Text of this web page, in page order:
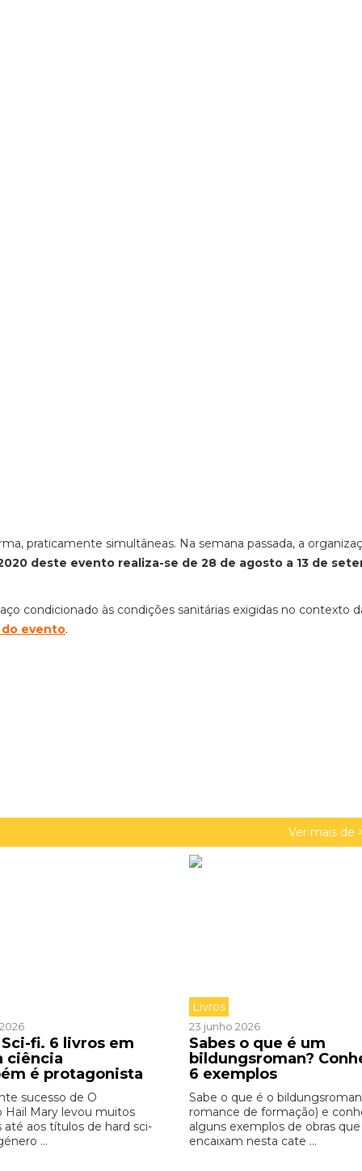
praticamente simultâneas. Na semana passada, a
deste evento realiza-se de 28 de agosto a 13 de
condicionado às condições sanitárias exigidas no contexto
evento.
Ver mais de
fi. 6 livros em
ciência
é protagonista
sucesso de O
Hail Mary levou muitos
até aos títulos de hard sci-
...
Livros
23 junho 2026
Sabes o que é um
bildungsroman?
6 exemplos
Sabe o que é o
romance de formação) e
alguns exemplos de obras que
encaixam nesta cate ...